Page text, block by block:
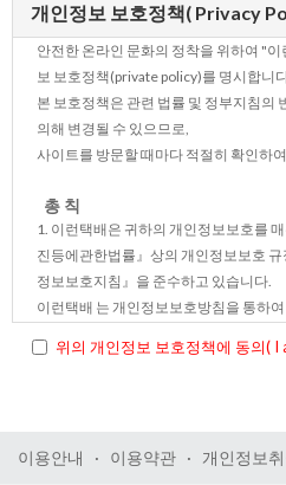
결제 대행된 제품도 포함함 )이 미국선적
지점으로 배송될 수 있도록 중개용역을
미국 선적회사의 물류창고에서 고객이
수령한 후, 국내 고객이 지정한 수령처까
여 배송해 드립니다.
3. "회원"이라 함은 이런택배 에 개인정
는 서비스를 계속적으로 이용할 수 있는
단, 법인이나 회사명의 등으로의 가입은
능합니다.
제3조(약관의 명시와 설명 및 개
(소비자의 불만을 처리할 수 있는 곳의
호, 전자우편주소, 사업자등록번호, 통
수 있습니다.
개인정보 보호정책( Privacy
안전한 온라인 문화의 정착을 위하여 "
보 보호정책(private policy)를 명시합니
본 보호정책은 관련 법률 및 정부지침의
의해 변경될 수 있으므로,
사이트를 방문할 때마다 적절히 확인하
총 칙
1. 이런택배은 귀하의 개인정보보호를
진등에관한법률』상의 개인정보보호
정보보호지침』을 준수하고 있습니다.
이런택배 는 개인정보보호방침을 통하
치가 취해지고 있는지 알려드립니다.
당사는 고객의 개인정보를 암호화된 시
정을 기준으로 수집·관리되며, 외부 제3
위의 개인정보 보호정책에 동의(
이용안내 · 이용약관 · 개인정보